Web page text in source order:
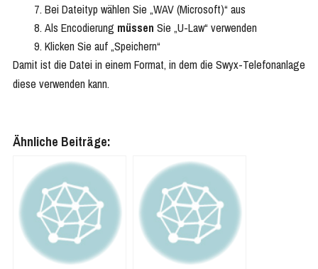
Bei Dateityp wählen Sie „WAV (Microsoft)“ aus
Als Encodierung müssen Sie „U-Law“ verwenden
Klicken Sie auf „Speichern“
Damit ist die Datei in einem Format, in dem die Swyx-Telefonanlage
diese verwenden kann.
Ähnliche Beiträge: